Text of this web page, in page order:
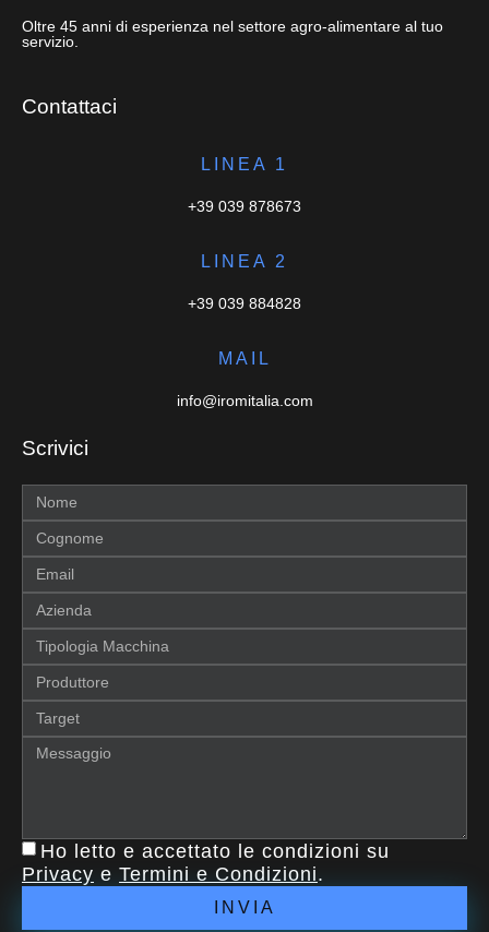
Oltre 45 anni di esperienza nel settore agro-alimentare al tuo
servizio.
Contattaci
LINEA 1
+39 039 878673
LINEA 2
+39 039 884828
MAIL
info@iromitalia.com
Scrivici
Ho letto e accettato le condizioni su
Privacy e Termini e Condizioni.
INVIA